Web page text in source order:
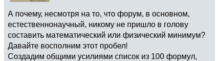
А почему, несмотря на то, что форум, в основном,
естественнонаучный, никому не пришло в голову
составить математический или физический минимум?
Давайте восполним этот пробел!
Создадим общими усилиями список из 100 формул,